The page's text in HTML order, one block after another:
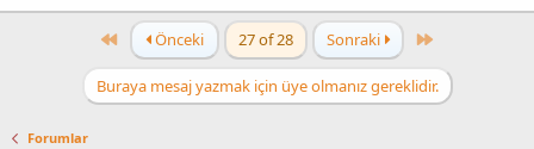
First Önceki 27 of 28 Sonraki Last
Buraya mesaj yazmak için üye olmanız gereklidir.
Forumlar